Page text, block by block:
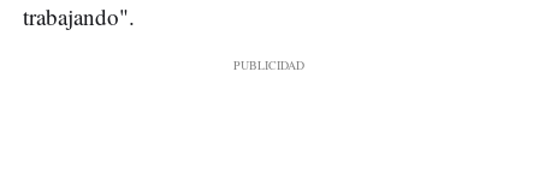
trabajando".